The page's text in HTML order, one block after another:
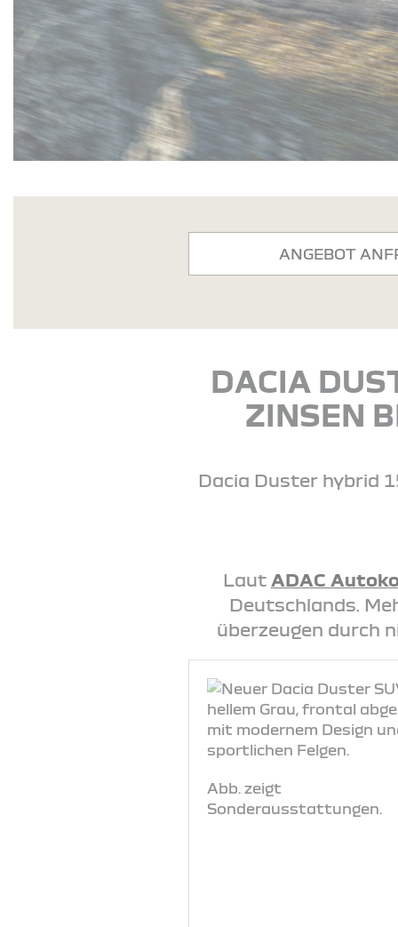
ANGEBOT
DACIA
ZINSEN
Dacia Duster hybrid
Laut ADAC
Deutschlands.
überzeugen durch
Abb. zeigt
Sonderausstattungen.